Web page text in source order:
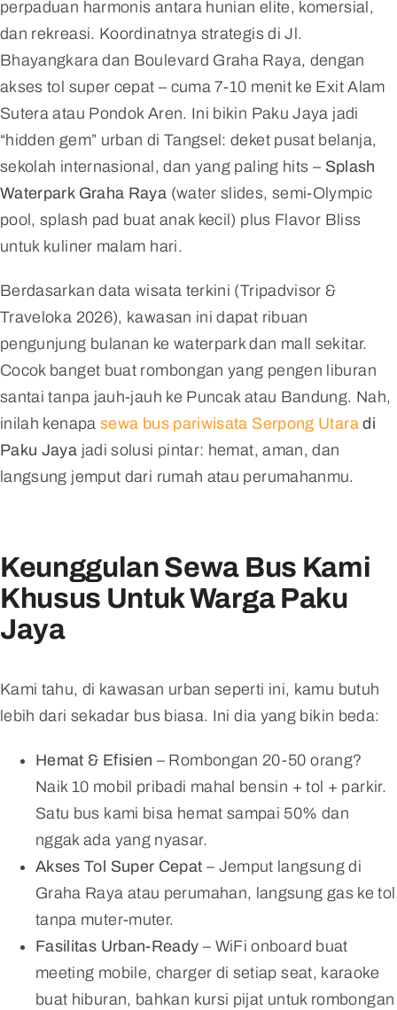
perpaduan harmonis antara hunian elite, komersial,
dan rekreasi. Koordinatnya strategis di Jl.
Bhayangkara dan Boulevard Graha Raya, dengan
akses tol super cepat – cuma 7-10 menit ke Exit Alam
Sutera atau Pondok Aren. Ini bikin Paku Jaya jadi
“hidden gem” urban di Tangsel: deket pusat belanja,
sekolah internasional, dan yang paling hits – Splash
Waterpark Graha Raya (water slides, semi-Olympic
pool, splash pad buat anak kecil) plus Flavor Bliss
untuk kuliner malam hari.
Berdasarkan data wisata terkini (Tripadvisor &
Traveloka 2026), kawasan ini dapat ribuan
pengunjung bulanan ke waterpark dan mall sekitar.
Cocok banget buat rombongan yang pengen liburan
santai tanpa jauh-jauh ke Puncak atau Bandung. Nah,
inilah kenapasewa bus pariwisata Serpong Utara di
Paku Jaya jadi solusi pintar: hemat, aman, dan
langsung jemput dari rumah atau perumahanmu.
Keunggulan Sewa Bus Kami
Khusus Untuk Warga Paku
Jaya
Kami tahu, di kawasan urban seperti ini, kamu butuh
lebih dari sekadar bus biasa. Ini dia yang bikin beda:
Hemat & Efisien – Rombongan 20-50 orang?
Naik 10 mobil pribadi mahal bensin + tol + parkir.
Satu bus kami bisa hemat sampai 50% dan
nggak ada yang nyasar.
Akses Tol Super Cepat – Jemput langsung di
Graha Raya atau perumahan, langsung gas ke tol
tanpa muter-muter.
Fasilitas Urban-Ready – WiFi onboard buat
meeting mobile, charger di setiap seat, karaoke
buat hiburan, bahkan kursi pijat untuk rombongan